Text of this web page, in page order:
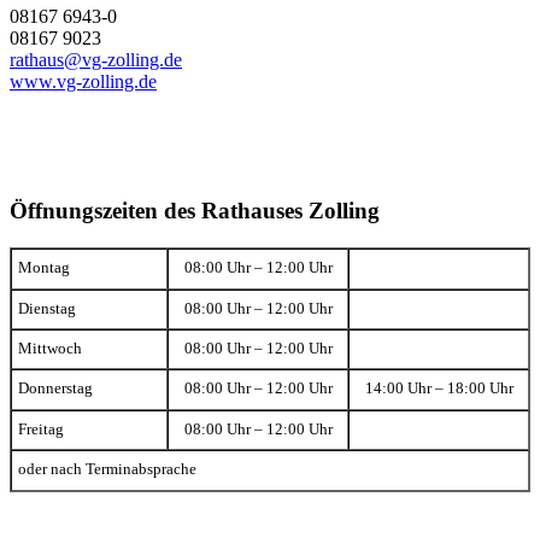
08167 6943-0
08167 9023
rathaus@vg-zolling.de
www.vg-zolling.de
Öffnungszeiten des Rathauses Zolling
Montag 08:00 Uhr – 12:00 Uhr
Dienstag 08:00 Uhr – 12:00 Uhr
Mittwoch 08:00 Uhr – 12:00 Uhr
Donnerstag 08:00 Uhr – 12:00 Uhr 14:00 Uhr – 18:00 Uhr
Freitag 08:00 Uhr – 12:00 Uhr
oder nach Terminabsprache